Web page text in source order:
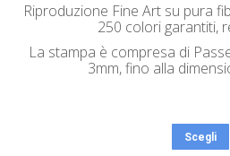
Riproduzione Fine Art su pura
250 colori garantiti,
La stampa è compresa di
3mm, fino alla
Scegli